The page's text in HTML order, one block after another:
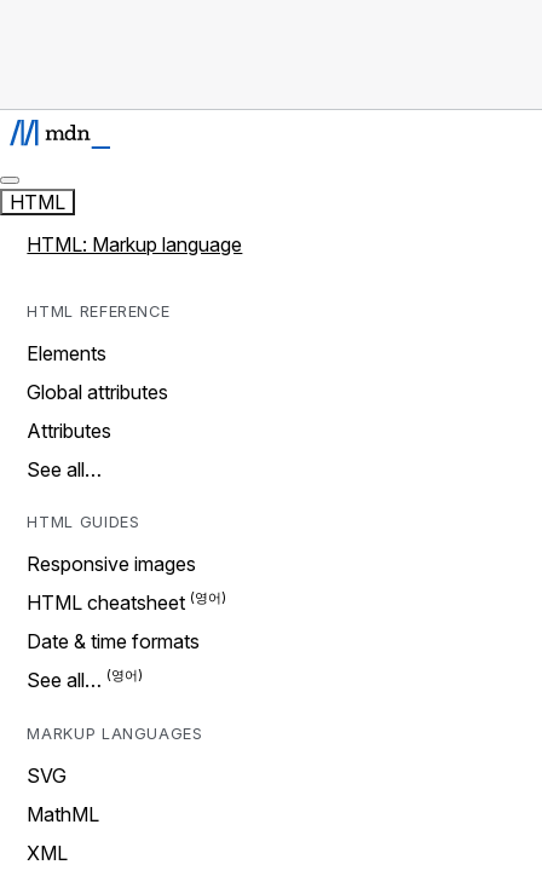
HTML
HTML: Markup language
HTML REFERENCE
Elements
Global attributes
Attributes
See all…
HTML GUIDES
Responsive images
HTML cheatsheet
Date & time formats
See all…
MARKUP LANGUAGES
SVG
MathML
XML